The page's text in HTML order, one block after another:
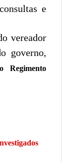
e
vereador
governo,
Regimento